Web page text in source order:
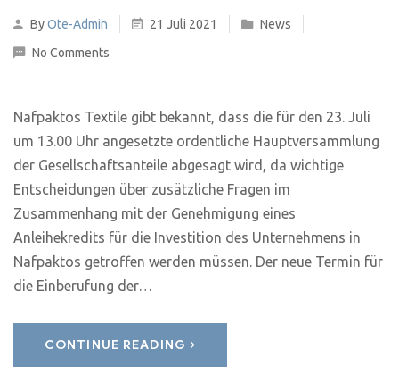
ByOte-Admin 21 Juli 2021
News
No Comments
Nafpaktos Textile gibt bekannt, dass die für den 23. Juli
um 13.00 Uhr angesetzte ordentliche Hauptversammlung
der Gesellschaftsanteile abgesagt wird, da wichtige
Entscheidungen über zusätzliche Fragen im
Zusammenhang mit der Genehmigung eines
Anleihekredits für die Investition des Unternehmens in
Nafpaktos getroffen werden müssen. Der neue Termin für
die Einberufung der…
CONTINUE READING